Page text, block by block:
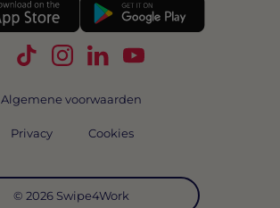
Volg Swipe4Work op TikTok
Volg Swipe4Work op
Volg Swipe4Work op
Volg Swipe4Work
© 2026 Swipe4Work
Algemene voorwaarden
Privacy Cookies